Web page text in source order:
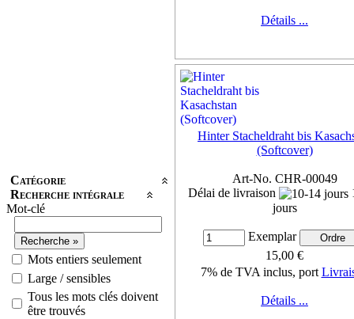
Catégorie
Recherche intégrale
Mot-clé
Mots entiers seulement
Large / sensibles
Tous les mots clés doivent
être trouvés
Détails ...
Hinter Stacheldraht bis
(Softcover)
Art-No. CHR-00049
Délai de livraison
jours
Exemplar
15,00 €
7% de TVA inclus, port
Détails ...